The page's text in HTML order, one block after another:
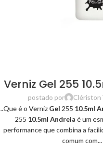
Verniz Gel 255
postado por Clériston
é o Verniz Gel 255 10.5ml
255 10.5ml Andreia é um
performance que combina a
comum com...